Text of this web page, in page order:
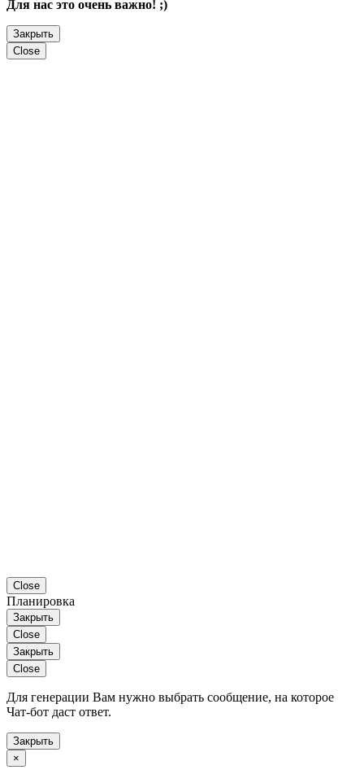
Для нас это очень важно! ;)
Закрыть
Close
Close
Планировка
Закрыть
Close
Закрыть
Close
Для генерации Вам нужно выбрать сообщение, на которое
Чат-бот даст ответ.
Закрыть
×